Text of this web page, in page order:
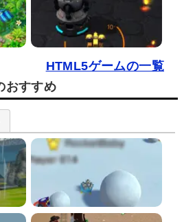
HTML5ゲームの一覧
おすすめ